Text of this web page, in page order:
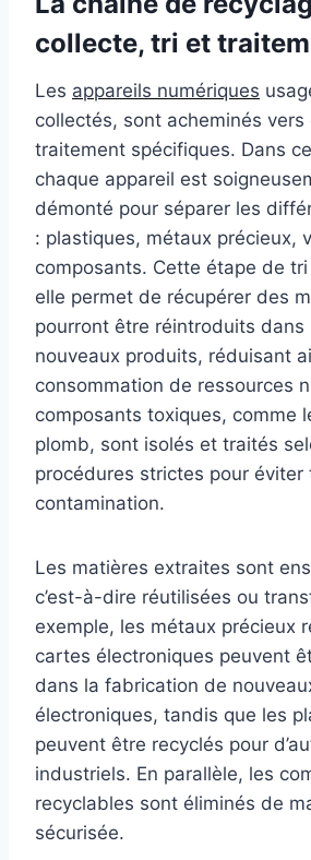
collecte, tri et
Les appareils numériques
collectés, sont acheminés
traitement spécifiques. Dans
chaque appareil est
démonté pour séparer les
: plastiques, métaux précieux,
composants. Cette étape de
elle permet de récupérer des
pourront être réintroduits
nouveaux produits, réduisant
consommation de ressources
composants toxiques, comme
plomb, sont isolés et traités
procédures strictes pour éviter
contamination.
Les matières extraites sont
c’est-à-dire réutilisées ou
exemple, les métaux précieux
cartes électroniques peuvent
dans la fabrication de
électroniques, tandis que les
peuvent être recyclés pour
industriels. En parallèle, les
recyclables sont éliminés de
sécurisée.